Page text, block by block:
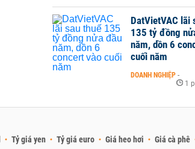
DatVietVAC lãi
135 tỷ đồng
năm, dồn 6
cuối năm
DOANH NGHIỆP -
1
Tỷ giá yen Tỷ giá euro Giá heo hơi Giá cà phê